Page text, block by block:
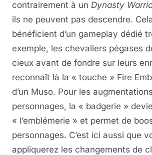
contrairement à un Dynasty
ils ne peuvent pas descendre.
bénéficient d’un gameplay dédié
exemple, les chevaliers pégases
cieux avant de fondre sur leurs
reconnaît là la « touche » Fire
d’un Muso. Pour les
personnages, la « badgerie »
« l’emblémerie » et permet de
personnages. C’est ici aussi que
appliquerez les changements de